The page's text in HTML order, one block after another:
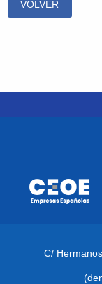
VOLVER
C/